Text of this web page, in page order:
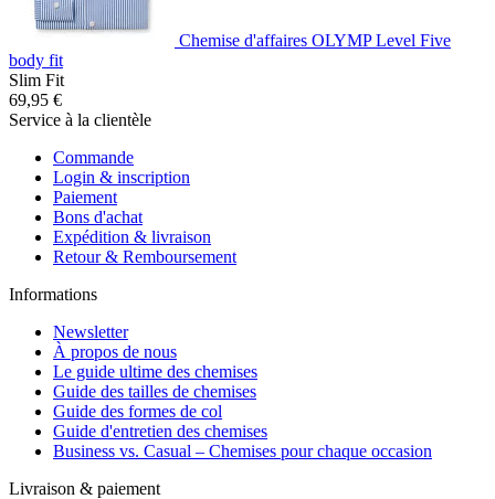
Chemise d'affaires OLYMP Level Five
body fit
Slim Fit
69,95 €
Service à la clientèle
Commande
Login & inscription
Paiement
Bons d'achat
Expédition & livraison
Retour & Remboursement
Informations
Newsletter
À propos de nous
Le guide ultime des chemises
Guide des tailles de chemises
Guide des formes de col
Guide d'entretien des chemises
Business vs. Casual – Chemises pour chaque occasion
Livraison & paiement